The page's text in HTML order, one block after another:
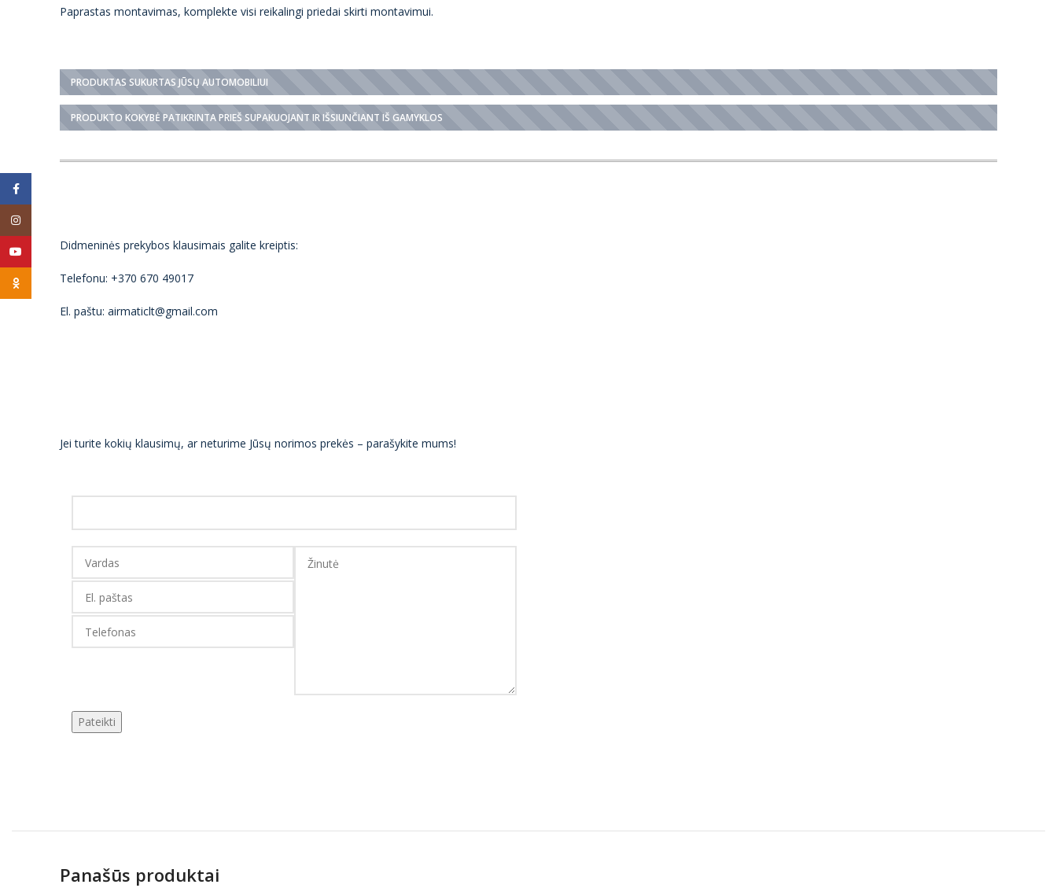
Paprastas montavimas, komplekte visi reikalingi priedai skirti montavimui.
PRODUKTAS SUKURTAS JŪSŲ AUTOMOBILIUI
PRODUKTO KOKYBĖ PATIKRINTA PRIEŠ SUPAKUOJANT IR IŠSIUNČIANT IŠ GAMYKLOS
Didmeninės prekybos klausimais galite kreiptis:
Telefonu: +370 670 49017
El. paštu: airmaticlt@gmail.com
Jei turite kokių klausimų, ar neturime Jūsų norimos prekės – parašykite mums!
Panašūs produktai
YouTube
Odnoklassniki